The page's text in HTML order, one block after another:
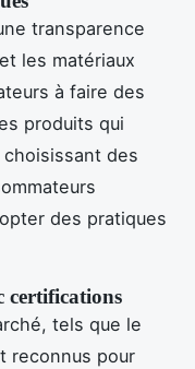
transparence
les matériaux
à faire des
produits qui
des
des pratiques
certifications
tels que le
reconnus pour